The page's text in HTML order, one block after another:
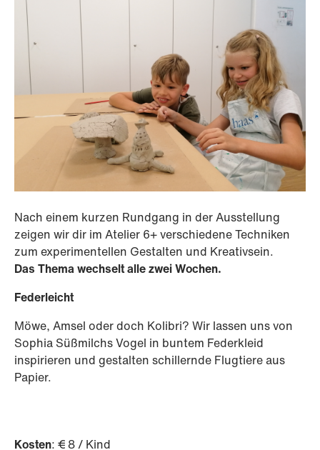
Nach einem kurzen Rundgang in der Ausstellung
zeigen wir dir im Atelier 6+ verschiedene Techniken
zum experimentellen Gestalten und Kreativsein.
Das Thema wechselt alle zwei Wochen.
Federleicht
Möwe, Amsel oder doch Kolibri? Wir lassen uns von
Sophia Süßmilchs Vogel in buntem Federkleid
inspirieren und gestalten schillernde Flugtiere aus
Papier.
Kosten: € 8 / Kind